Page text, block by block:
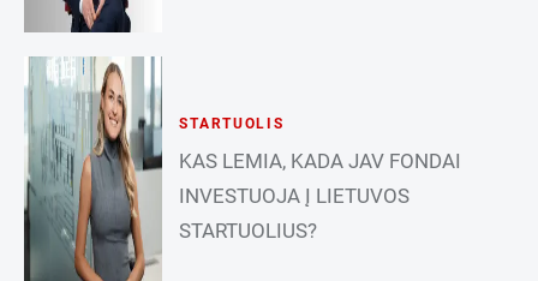
STARTUOLIS
KAS LEMIA, KADA JAV FONDAI
INVESTUOJA Į LIETUVOS
STARTUOLIUS?